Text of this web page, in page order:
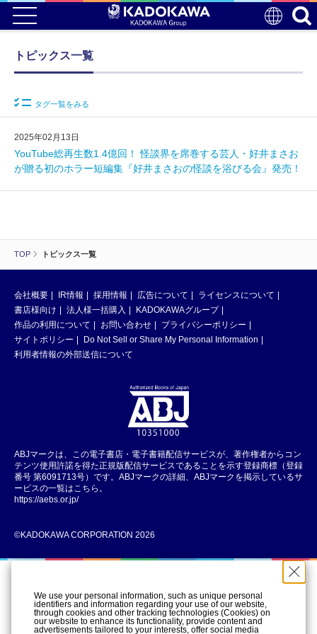
TOP トピックス一覧
トピックス一覧
タグ一覧をみる
2025年02月13日
YouTube総再生数1.4億回！ 怪談界を席巻する芸人・好井まさお
が贈る初のホラー短編集『好井まさおの怪談を浴びる会』発売！
会社概要 IR情報 採用情報 広告について
ライセンスについて
書店様向け
法人様一括購入
KADOKAWAグループ
作品の利用について
お問い合わせ
プライバシーポリシー
サイトポリシー
Do Not Sell or Share My Personal Information
利用者情報の外部送信について
ABJマークは、この電子書店・電子書籍配信サービスが、著作権者からコン
テンツ使用許諾を得た正規版配信サービスであることを示す登録商標（登録
番号 第6091713号）です。ABJマークの詳細、ABJマークを掲示しているサ
ービスの一覧はこちら。
https://aebs.or.jp/
©KADOKAWA CORPORATION 2026
We use your personal information, such as unique personal
identifiers and information regarding your use of our website,
through cookies and other tracking technologies (Cookies) on
our website to enhance its functionality, provide content and
advertisements tailored to your interests, offer social media